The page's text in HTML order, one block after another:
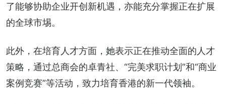
了能够协助企业开创新机遇，亦能充分掌握正在扩展
的全球市埸。
此外，在培育人才方面，她表示正在推动全面的人才
策略，通过总商会的卓青社、“完美求职计划”和“商业
案例竞赛”等活动，致力培育香港的新一代领袖。